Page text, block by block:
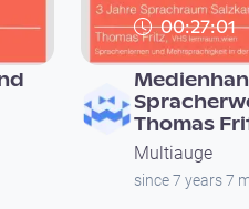
00:27:01
Thomas
Multiauge
since 7 years 7